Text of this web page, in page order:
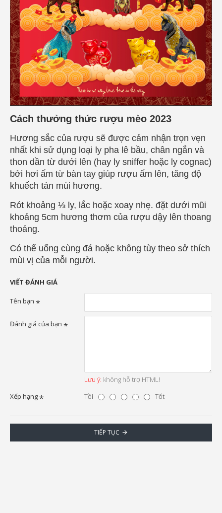
Cách thưởng thức rượu mèo 2023
Hương sắc của rượu sẽ được cảm nhận trọn vẹn
nhất khi sử dụng loại ly pha lê bầu, chân ngắn và
thon dần từ dưới lên (hay ly sniffer hoặc ly cognac)
bởi hơi ấm từ bàn tay giúp rượu ấm lên, tăng độ
khuếch tán mùi hương.
Rót khoảng ⅓ ly, lắc hoặc xoay nhẹ. đặt dưới mũi
khoảng 5cm hương thơm của rượu dậy lên thoang
thoảng.
Có thể uống cùng đá hoặc không tùy theo sở thích
mùi vị của mỗi người.
VIẾT ĐÁNH GIÁ
Tên bạn
Đánh giá của bạn
Lưu ý: không hỗ trợ HTML!
Xếp hạng
Tồi Tốt
TIẾP TỤC